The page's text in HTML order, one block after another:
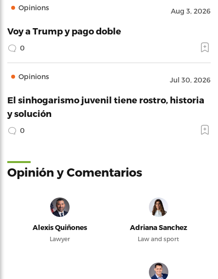
Opinions Aug 3, 2026
Voy a Trump y pago doble
0
Opinions Jul 30, 2026
El sinhogarismo juvenil tiene rostro, historia
y solución
0
Opinión y Comentarios
Alexis Quiñones
Lawyer
Adriana Sanchez
Law and sport